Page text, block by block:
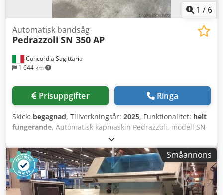
1 / 6
Concordia Sagittaria
1 644 km
Automatisk bandsåg
Pedrazzoli SN 350 AP
Prisuppgifter Ringa
Skick: begagnad, Tillverkningsår: 2025, Funktionalitet: helt
fungerande, Automatisk kapmaskin Pedrazzoli, modell SN
350 AP. Begagnad maskin, CE-märkt. Möjlighet att se
kapmaskinen i drift. Bruks- och underhållsmanual
medföljer. Möjlighet till manuell, semiautomatisk och
automatisk drift. Kapvinkel: 0° - 45° - 60° Spännvidd: 350
mm Kapdiameter vid 0°: 280 mm Kapdiameter vid 45°
(vänster): 200 mm Kapdiameter vid 45° (höger): 250 mm
Småannons